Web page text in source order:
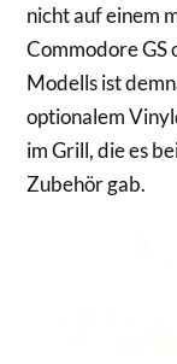
nicht auf einem
Commodore GS
Modells ist
optionalem
im Grill, die es
Zubehör gab.